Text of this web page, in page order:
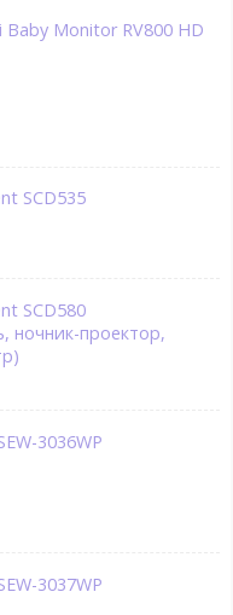
Baby Monitor RV800 HD
SCD535
SCD580
ночник-проектор,
3036WP
3037WP